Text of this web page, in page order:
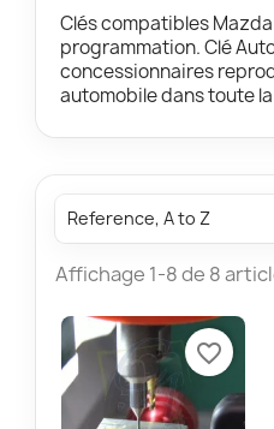
Clés compatibles
programmation. Clé
concessionnaires
automobile dans toute
Reference, A to Z
Affichage 1-8 de 8
favorite_border